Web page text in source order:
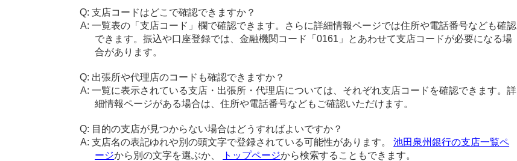
支店コードはどこで確認できますか？
一覧表の「支店コード」欄で確認できます。さらに詳細情報ページでは住所や電話番号なども確認
できます。振込や口座登録では、金融機関コード「0161」とあわせて支店コードが必要になる場
合があります。
出張所や代理店のコードも確認できますか？
一覧に表示されている支店・出張所・代理店については、それぞれ支店コードを確認できます。詳
細情報ページがある場合は、住所や電話番号などもご確認いただけます。
目的の支店が見つからない場合はどうすればよいですか？
支店名の表記ゆれや別の頭文字で登録されている可能性があります。池田泉州銀行の支店一覧ペ
ージから別の文字を選ぶか、 トップページから検索することもできます。